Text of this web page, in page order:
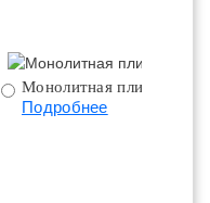
Монолитная плита.
Подробнее